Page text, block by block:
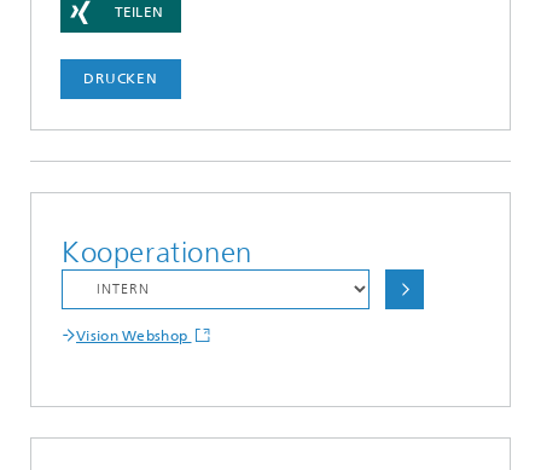
TEILEN
DRUCKEN
Kooperationen
Vision Webshop